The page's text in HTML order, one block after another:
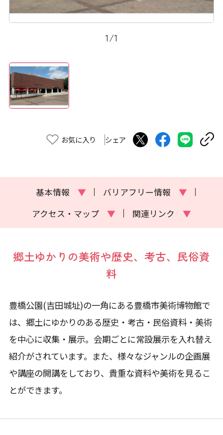
1/1
お気に入り シェア
基本情報 ▼ バリアフリー情報
▼
アクセス・マップ
▼ 関連リンク ▼
郷土ゆかりの美術や歴史、考古、民俗資
料
豊橋公園(吉田城址)の一角にある豊橋市美術博物館で
は、郷土にゆかりのある歴史・考古・民俗資料・美術
を中心に収集・展示。会期ごとに常設展示を入れ替え
紹介がされています。また、様々なジャンルの企画展
や講座の開講をしており、貴重な資料や美術を見るこ
とができます。